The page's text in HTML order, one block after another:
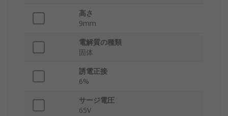
高さ
9mm
電解質の種類
固体
誘電正接
6%
サージ電圧
65V